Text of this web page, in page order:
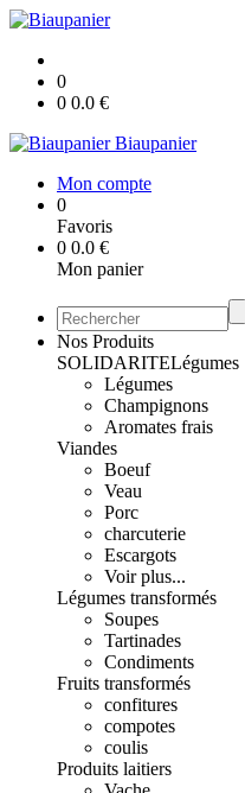
0
0 0.0 €
Biaupanier
Mon compte
0
Favoris
0 0.0 €
Mon panier
Nos Produits
SOLIDARITELégumes
Légumes
Champignons
Aromates frais
Viandes
Boeuf
Veau
Porc
charcuterie
Escargots
Voir plus...
Légumes transformés
Soupes
Tartinades
Condiments
Fruits transformés
confitures
compotes
coulis
Produits laitiers